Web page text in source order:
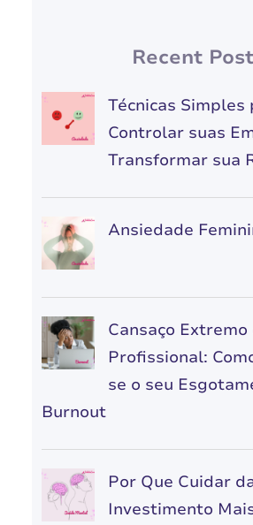
Recent
Técnicas Simples
Controlar suas
Transformar sua
Ansiedade
Cansaço
Profissional:
se o seu
Burnout
Por Que Cuidar
Investimento